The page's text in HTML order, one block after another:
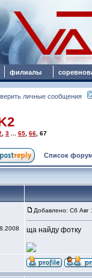
филиалы
личные сообщения
3 65 66 67
Список
Добавлено: Сб Авг
ща найду фотку